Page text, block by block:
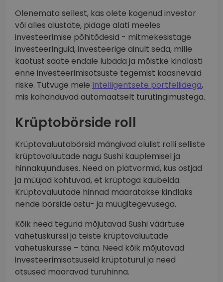
Olenemata sellest, kas olete kogenud investor
või alles alustate, pidage alati meeles
investeerimise põhitõdesid - mitmekesistage
investeeringuid, investeerige ainult seda, mille
kaotust saate endale lubada ja mõistke kindlasti
enne investeerimisotsuste tegemist kaasnevaid
riske. Tutvuge meie Intelligentsete portfellidega,
mis kohanduvad automaatselt turutingimustega.
Krüptobörside roll
Krüptovaluutabörsid mängivad olulist rolli selliste
krüptovaluutade nagu Sushi kauplemisel ja
hinnakujunduses. Need on platvormid, kus ostjad
ja müüjad kohtuvad, et krüptoga kaubelda.
Krüptovaluutade hinnad määratakse kindlaks
nende börside ostu- ja müügitegevusega.
Kõik need tegurid mõjutavad Sushi väärtuse
vahetuskurssi ja teiste krüptovaluutade
vahetuskursse – täna. Need kõik mõjutavad
investeerimisotsuseid krüptoturul ja need
otsused määravad turuhinna.